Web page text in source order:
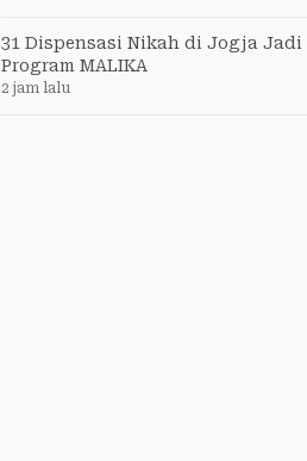
31 Dispensasi Nikah di Jogja Jadi
Program MALIKA
2 jam lalu